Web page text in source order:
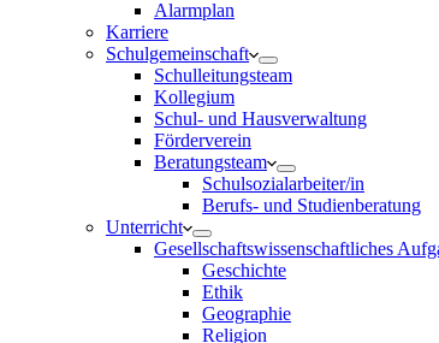
Alarmplan
Karriere
Schulgemeinschaft
Schulleitungsteam
Kollegium
Schul- und Hausverwaltung
Förderverein
Beratungsteam
Schulsozialarbeiter/in
Berufs- und Studienberatung
Unterricht
Gesellschaftswissenschaftliches
Geschichte
Ethik
Geographie
Religion